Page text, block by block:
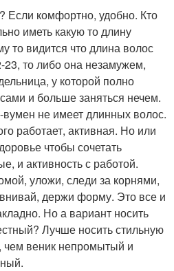
Если комфортно, удобно. Кто
иметь какую то длину
то видится что длина волос
то либо она незамужем,
у которой полно
и больше заняться нечем.
вумен не имеет длинных волос.
работает, активная. Но или
чтобы сочетать
и активность с работой.
уложи, следи за корнями,
держи форму. Это все и
Но а вариант носить
Лучше носить стильную
чем веник непромытый и